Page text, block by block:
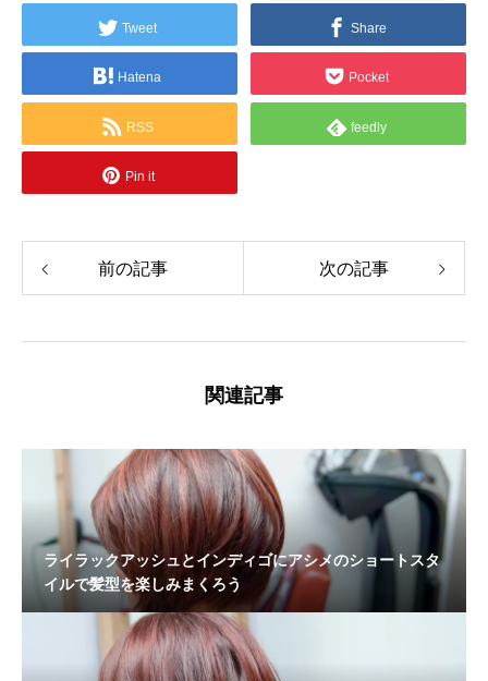
Tweet Share
Hatena Pocket
RSS feedly
Pin it
前の記事 次の記事
関連記事
ライラックアッシュとインディゴにアシメのショートスタ
イルで髪型を楽しみまくろう